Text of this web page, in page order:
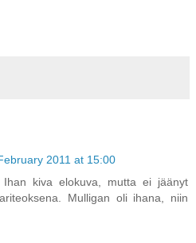
2011 at 15:00
Ihan kiva elokuva, mutta ei jäänyt
Mulligan oli ihana, niin